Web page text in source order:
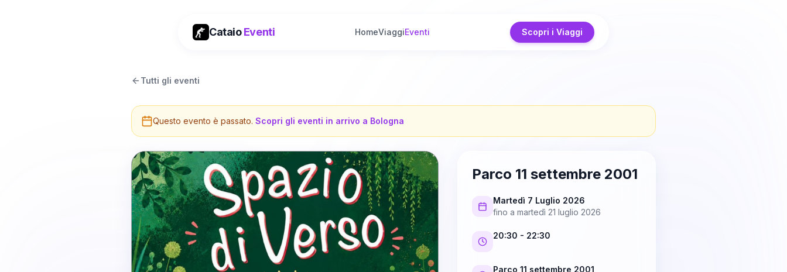
CataioEventi HomeViaggiEventi Scopri i Viaggi
Tutti gli eventi
Questo evento è passato. Scopri gli eventi in arrivo a Bologna
Parco 11 settembre 2001
Martedì 7 Luglio 2026
fino a martedì 21 luglio 2026
20:30 - 22:30
Parco 11 settembre 2001